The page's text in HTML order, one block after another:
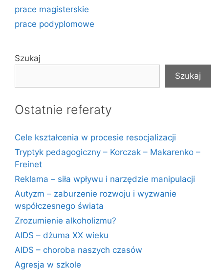
prace magisterskie
prace podyplomowe
Szukaj
Szukaj
Ostatnie referaty
Cele kształcenia w procesie resocjalizacji
Tryptyk pedagogiczny – Korczak – Makarenko –
Freinet
Reklama – siła wpływu i narzędzie manipulacji
Autyzm – zaburzenie rozwoju i wyzwanie
współczesnego świata
Zrozumienie alkoholizmu?
AIDS – dżuma XX wieku
AIDS – choroba naszych czasów
Agresja w szkole